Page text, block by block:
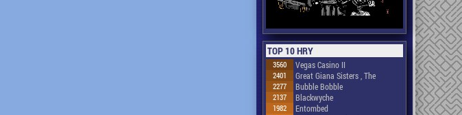
TOP 10 HRY
3560 Vegas Casino II
2401 Great Giana Sisters , The
2277 Bubble Bobble
2137 Blackwyche
1982 Entombed